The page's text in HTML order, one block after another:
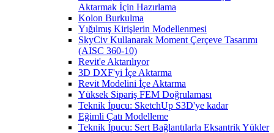
Aktarmak İçin Hazırlama
Kolon Burkulma
Yığılmış Kirişlerin Modellenmesi
SkyCiv Kullanarak Moment Çerçeve Tasarımı
(AISC 360-10)
Revit'e Aktarılıyor
3D DXF'yi İçe Aktarma
Revit Modelini İçe Aktarma
Yüksek Sipariş FEM Doğrulaması
Teknik İpucu: SketchUp S3D'ye kadar
Eğimli Çatı Modelleme
Teknik İpucu: Sert Bağlantılarla Eksantrik Yükler